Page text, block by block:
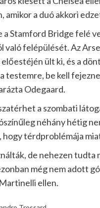
a duó akkori
Stamford Bridge felé
felépülését. Az
ült ki, és a
testemre, be kell
Odegaard.
a szombati
néhány hétig
térdproblémája
de nehezen
még nem adott
ellen.